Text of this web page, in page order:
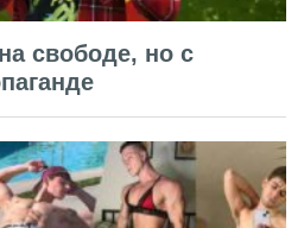
свободе, но с